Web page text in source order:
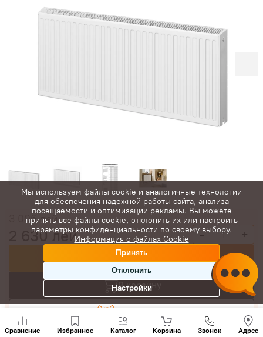
3 006лей
2 630лей - +
Купить сейчас
В корзину
Сравнение Избранное Каталог Корзина Звонок Адрес
нам
+(373)
Мы используем файлы cookie и аналогичные технологии
для обеспечения надежной работы сайта, анализа
посещаемости и оптимизации рекламы. Вы можете
принять все файлы cookie, отклонить их или настроить
параметры конфиденциальности по своему выбору.
Информация о файлах Cookie
Принять
Отклонить
Настройки